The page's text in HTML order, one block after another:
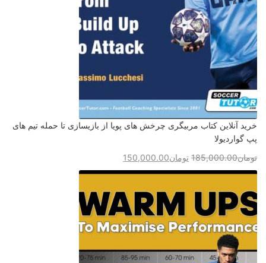
خرید آنلاین کتاب مربیگری چرخش های پویا از بازیسازی تا حمله تیم های
پپ گواردیولا
تومان185,000.00 تومان150,000.00